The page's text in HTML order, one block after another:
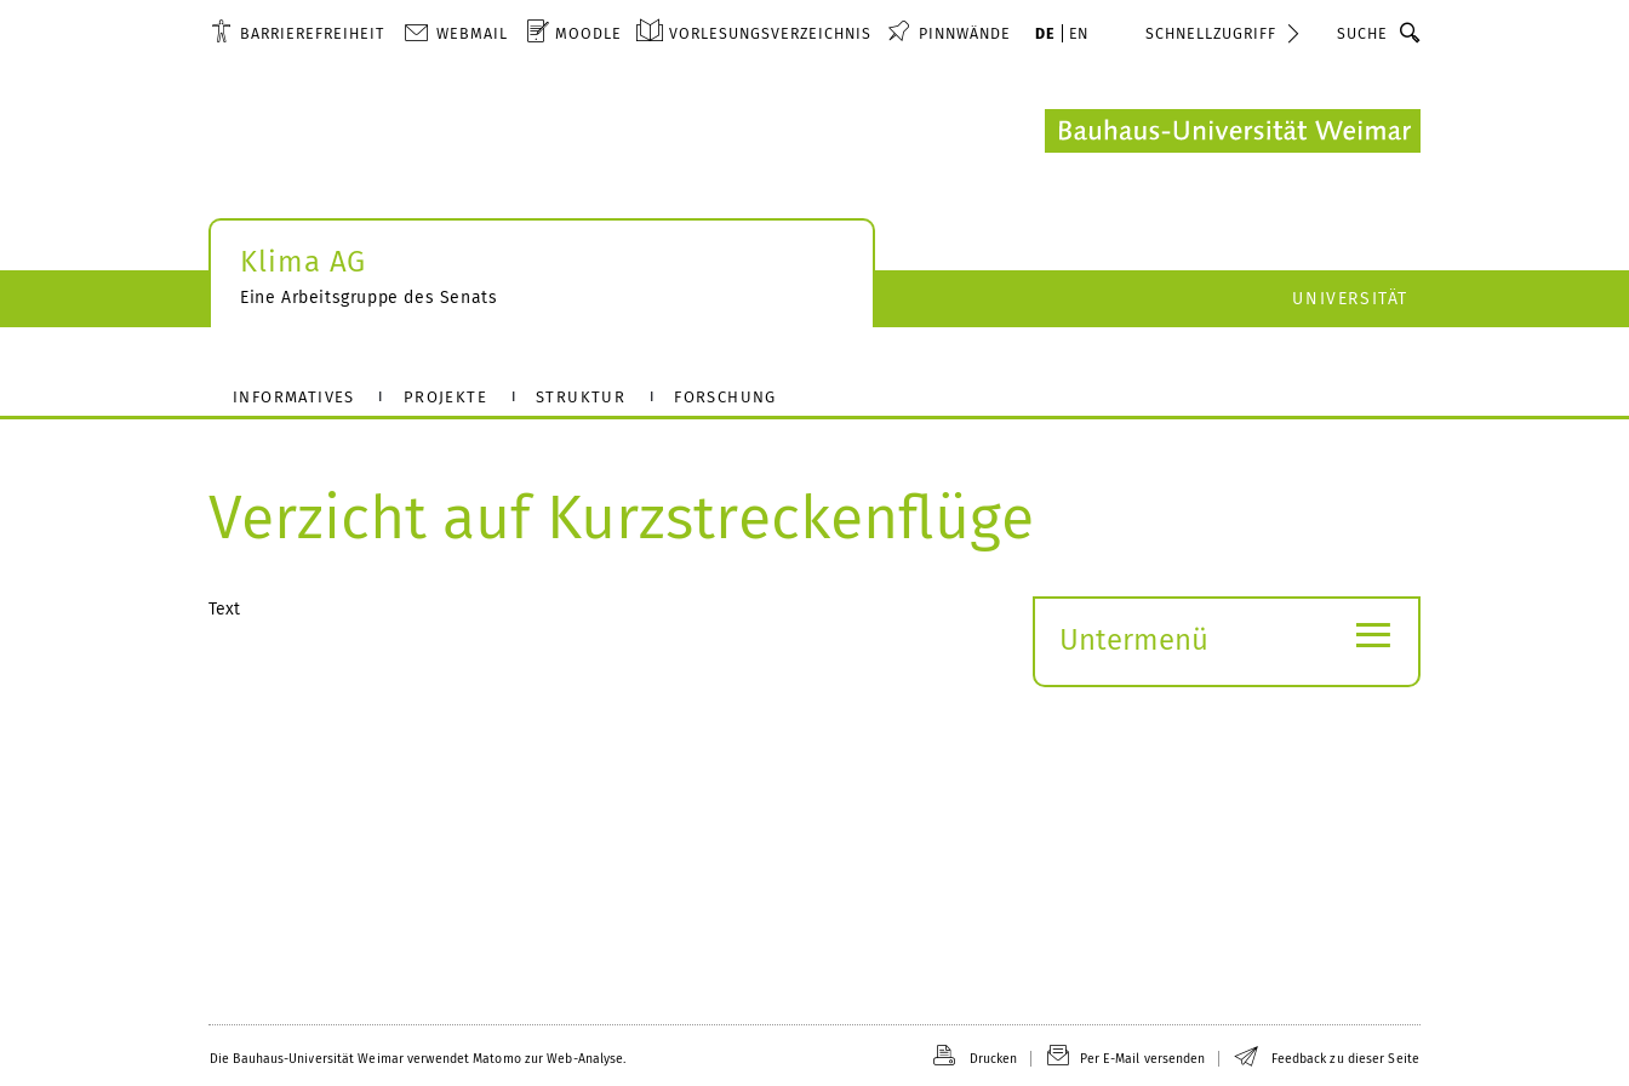
BARRIEREFREIHEIT WEBMAIL MOODLE VORLESUNGSVERZEICHNIS PINNWÄNDE DE EN SCHNELLZUGRIFF Suche
Klima AG
Eine Arbeitsgruppe des Senats UNIVERSITÄT
INFORMATIVES PROJEKTE STRUKTUR FORSCHUNG
Verzicht auf Kurzstreckenflüge
Text
Untermenü
≡
Die Bauhaus-Universität Weimar verwendet Matomo zur Web-Analyse. Drucken Per E-Mail versenden Feedback zu dieser Seite